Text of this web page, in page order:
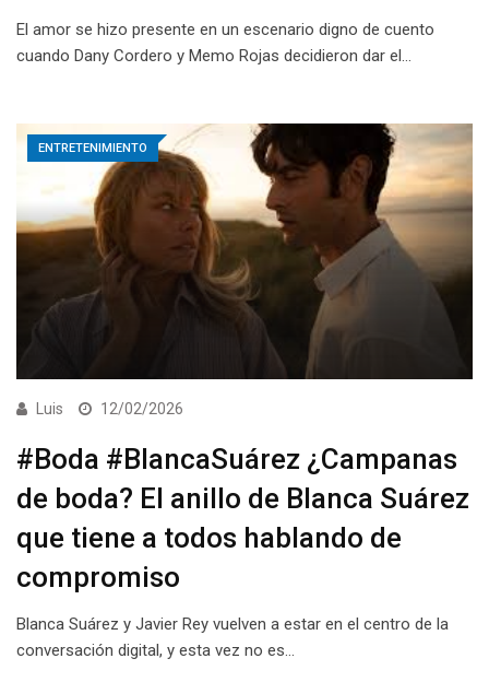
El amor se hizo presente en un escenario digno de cuento
cuando Dany Cordero y Memo Rojas decidieron dar el…
ENTRETENIMIENTO
Luis 12/02/2026
#Boda #BlancaSuárez ¿Campanas
de boda? El anillo de Blanca Suárez
que tiene a todos hablando de
compromiso
Blanca Suárez y Javier Rey vuelven a estar en el centro de la
conversación digital, y esta vez no es…